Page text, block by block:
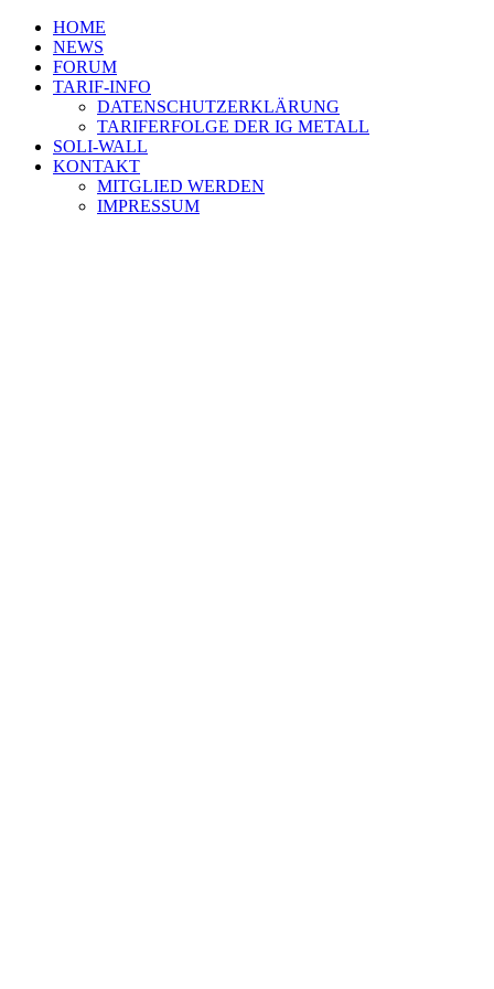
HOME
NEWS
FORUM
TARIF-INFO
DATENSCHUTZERKLÄRUNG
TARIFERFOLGE DER IG METALL
SOLI-WALL
KONTAKT
MITGLIED WERDEN
IMPRESSUM